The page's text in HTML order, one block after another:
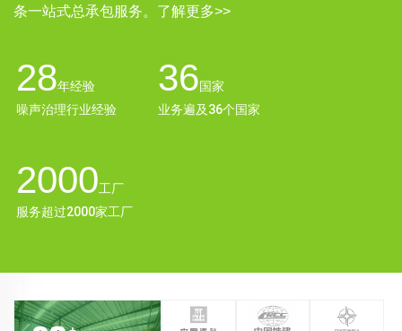
条一站式总承包服务。 了解更多>>
28年经验
噪声治理行业经验
36国家
业务遍及36个国家
2000工厂
服务超过2000家工厂